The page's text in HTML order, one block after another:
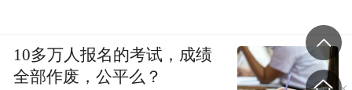
10多万人报名的考试，成绩
全部作废，公平么？